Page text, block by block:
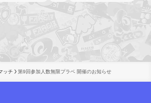
ッチ 第9回参加人数無限プラベ 開催のお知らせ